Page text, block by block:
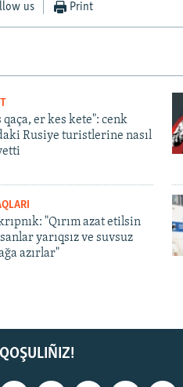
us Print
qaça, er kes kete": cenk
Rusiye turistlerine nasıl
"Qırım azat etilsin
yarıqsız ve suvsuz
azırlar"
QOŞULIÑIZ!